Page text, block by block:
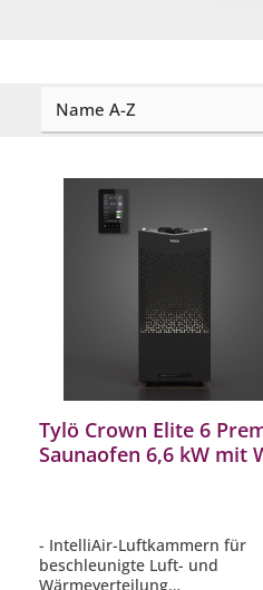
Tylö Crown Elite 6
Saunaofen 6,6 kW mit
- IntelliAir-Luftkammern für
beschleunigte Luft- und
Wärmeverteilung